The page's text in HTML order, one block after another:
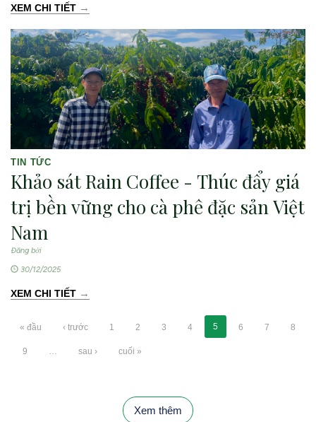
XEM CHI TIẾT →
TIN TỨC
Khảo sát Rain Coffee - Thúc đẩy giá
trị bền vững cho cà phê đặc sản Việt
Nam
Đăng bởi
30/12/2025
XEM CHI TIẾT →
« đầu ‹ trước 1 2 3 4 5 6 7 8
9 sau › cuối »
Xem thêm